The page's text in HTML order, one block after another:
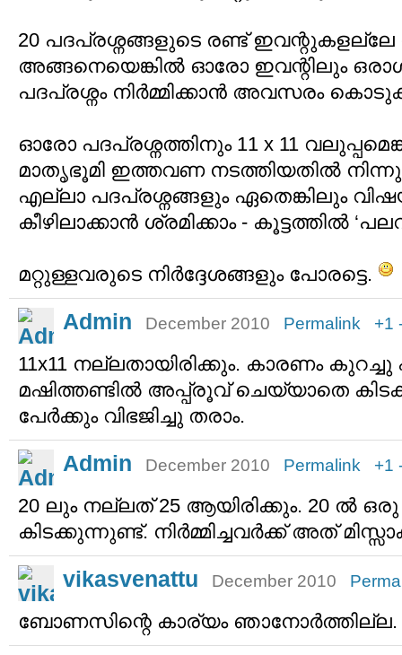
20 പദപ്രശ്നങ്ങളുടെ രണ്ട്
അങ്ങനെയെങ്കില്‍ ഓരോ ഇവന്റിലും
പദപ്രശ്നം നിര്‍മ്മിക്കാന്‍ അവസരം
ഓരോ പദപ്രശ്നത്തിനും 11 x 11
മാതൃഭൂമി ഇത്തവണ നടത്തിയതില്‍
എല്ലാ പദപ്രശ്നങ്ങളും ഏതെങ്കിലും
കീഴിലാക്കാന്‍ ശ്രമിക്കാം - കൂട്ടത്തില്‍
മറ്റുള്ളവരുടെ നിര്‍ദ്ദേശങ്ങളും പോരട്ടെ.
Admin December 2010 Permalink +1
11x11 നല്ലതായിരിക്കും. കാരണം
മഷിത്തണ്ടില്‍ അപ്പ്രൂവ് ചെയ്യാതെ
പേര്‍ക്കും വിഭജിച്ചു തരാം.
Admin December 2010 Permalink +1
20 ലും നല്ലത് 25 ആയിരിക്കും. 20 ല്‍
കിടക്കുന്നുണ്ട്. നിര്‍മ്മിച്ചവര്‍ക്ക് അത്
vikasvenattu December 2010
ബോണസിന്റെ കാര്യം ഞാനോര്‍ത്തില്ല.